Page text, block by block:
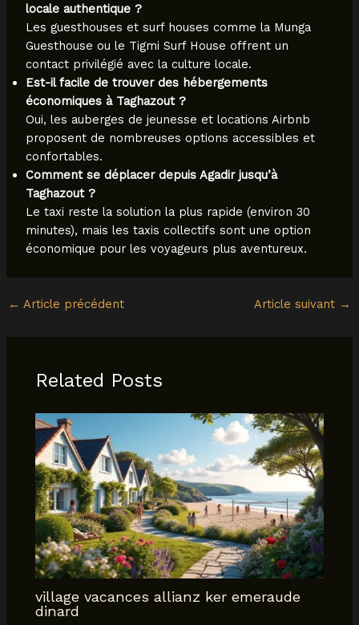
locale authentique ?
Les guesthouses et surf houses comme la Munga
Guesthouse ou le Tigmi Surf House offrent un
contact privilégié avec la culture locale.
Est-il facile de trouver des hébergements
économiques à Taghazout ?
Oui, les auberges de jeunesse et locations Airbnb
proposent de nombreuses options accessibles et
confortables.
Comment se déplacer depuis Agadir jusqu’à
Taghazout ?
Le taxi reste la solution la plus rapide (environ 30
minutes), mais les taxis collectifs sont une option
économique pour les voyageurs plus aventureux.
← Article précédent Article suivant →
Related Posts
village vacances allianz ker emeraude
dinard